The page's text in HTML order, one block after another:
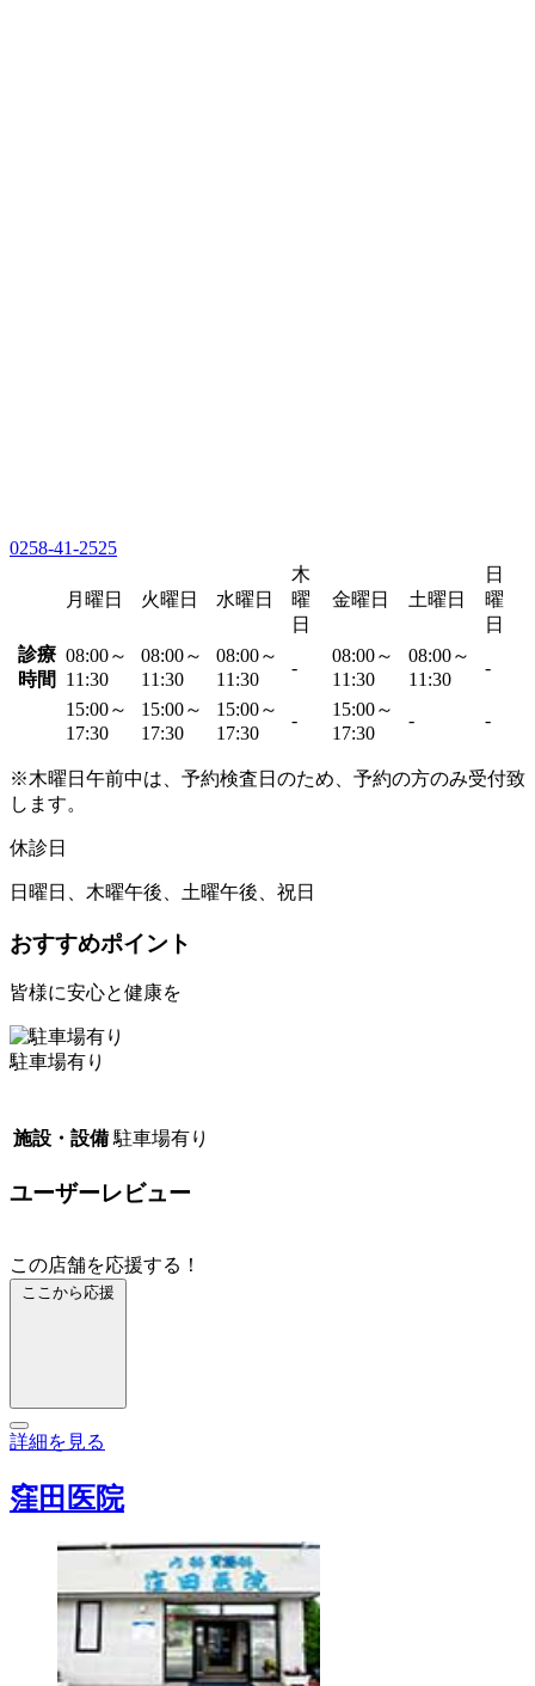
0258-41-2525
月曜日 火曜日 水曜日
木
曜
日
金曜日 土曜日
日
曜
日
診療
時間
08:00～
11:30
08:00～
11:30
08:00～
11:30
-
08:00～
11:30
08:00～
11:30
-
15:00～
17:30
15:00～
17:30
15:00～
17:30
-
15:00～
17:30
- -
※木曜日午前中は、予約検査日のため、予約の方のみ受付致
します。
休診日
日曜日、木曜午後、土曜午後、祝日
おすすめポイント
皆様に安心と健康を
駐車場有り
施設・設備 駐車場有り
ユーザーレビュー
この店舗を応援する！
ここから応援
詳細を見る
窪田医院